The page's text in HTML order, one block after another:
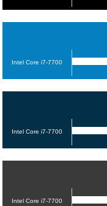
Intel Core i7-7700
Intel Core i7-7700
Intel Core i7-7700